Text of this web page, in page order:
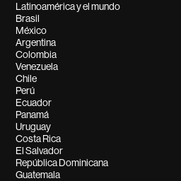
Latinoamérica y el mundo
Brasil
México
Argentina
Colombia
Venezuela
Chile
Perú
Ecuador
Panamá
Uruguay
Costa Rica
El Salvador
República Dominicana
Guatemala